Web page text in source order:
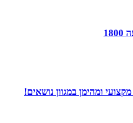
ומהימן במגוון נושאים!